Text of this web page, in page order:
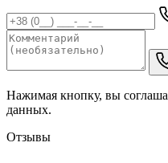
Нажимая кнопку, вы
данных.
Отзывы